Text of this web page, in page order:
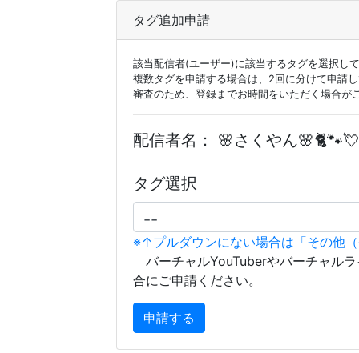
タグ追加申請
該当配信者(ユーザー)に該当するタグを選択し
複数タグを申請する場合は、2回に分けて申請
審査のため、登録までお時間をいただく場合が
配信者名： 🌸さくやん🌸🐈🐾💘
タグ選択
※↑プルダウンにない場合は「その他
バーチャルYouTuberやバーチャル
合にご申請ください。
申請する